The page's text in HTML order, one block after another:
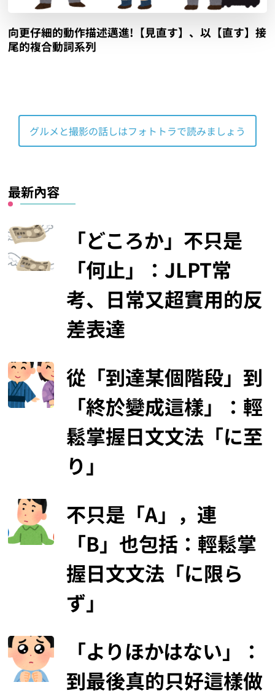
向更仔細的動作描述邁進!【見直す】、以【直す】接
尾的複合動詞系列
グルメと撮影の話しはフォトトラで読みましょう
最新內容
「どころか」不只是
「何止」：JLPT常
考、日常又超實用的反
差表達
從「到達某個階段」到
「終於變成這樣」：輕
鬆掌握日文文法「に至
り」
不只是「A」，連
「B」也包括：輕鬆掌
握日文文法「に限ら
ず」
「よりほかはない」：
到最後真的只好這樣做